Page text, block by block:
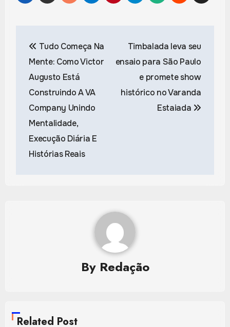
navigation
Tudo Começa Na
Mente: Como Victor
Augusto Está
Construindo A VA
Company Unindo
Mentalidade,
Execução Diária E
Histórias Reais
Timbalada leva seu
ensaio para São Paulo
e promete show
histórico no Varanda
Estaiada
By Redação
Related Post